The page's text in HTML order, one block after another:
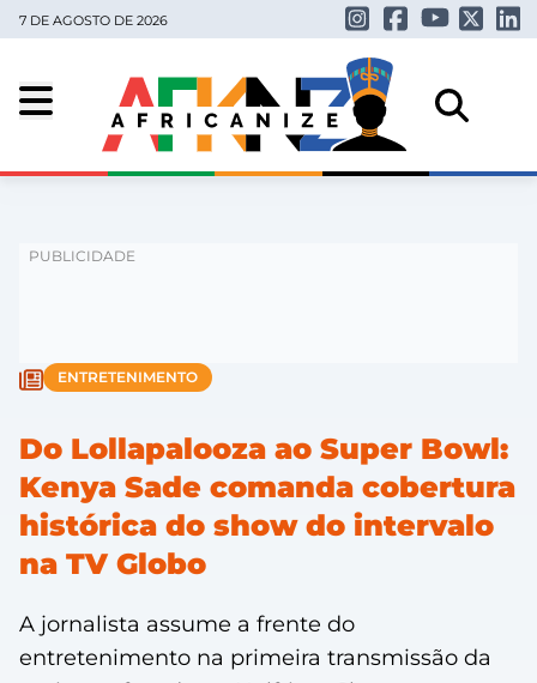
7 DE AGOSTO DE 2026
ENTRETENIMENTO
Do Lollapalooza ao Super Bowl:
Kenya Sade comanda cobertura
histórica do show do intervalo
na TV Globo
A jornalista assume a frente do
entretenimento na primeira transmissão da